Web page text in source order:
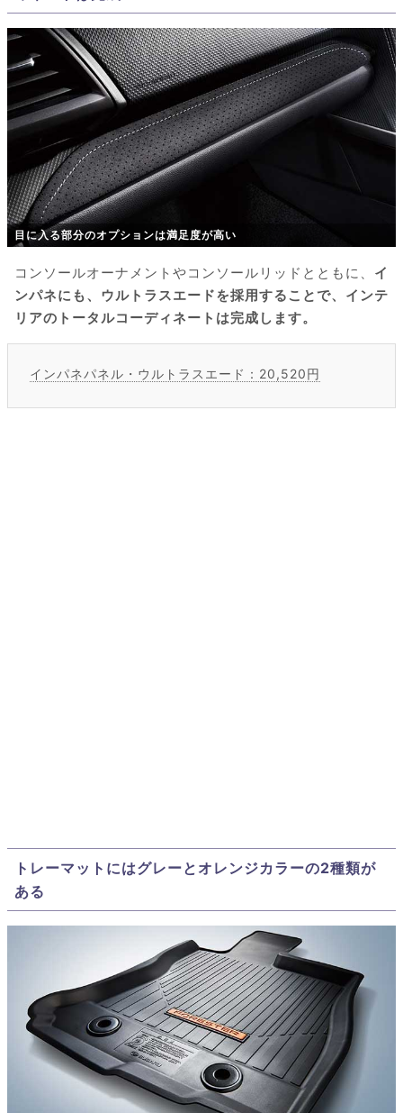
目に入る部分のオプションは満足度が高い
コンソールオーナメントやコンソールリッドとともに、 イ
ンパネにも、ウルトラスエードを採用することで、インテ
リアのトータルコーディネートは完成します。
インパネパネル・ウルトラスエード：20,520円
トレーマットにはグレーとオレンジカラーの2種類が
ある